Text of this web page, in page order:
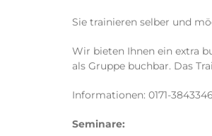
Sie trainieren selber und
Wir bieten Ihnen ein extra
als Gruppe buchbar. Das
Informationen: 0171-3843346
Seminare: